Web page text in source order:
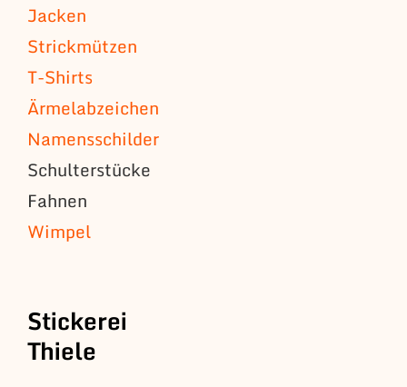
Jacken
Strickmützen
T-Shirts
Ärmelabzeichen
Namensschilder
Schulterstücke
Fahnen
Wimpel
Stickerei
Thiele